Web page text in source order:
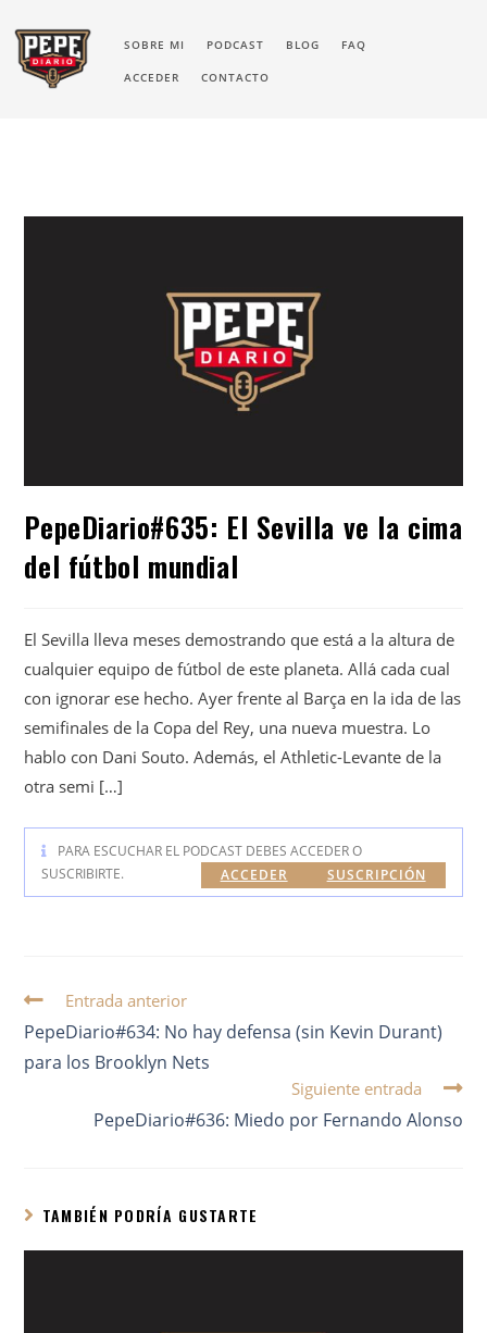
SOBRE MI PODCAST BLOG FAQ
ACCEDER CONTACTO
PepeDiario#635: El Sevilla ve la cima
del fútbol mundial
El Sevilla lleva meses demostrando que está a la altura de
cualquier equipo de fútbol de este planeta. Allá cada cual
con ignorar ese hecho. Ayer frente al Barça en la ida de las
semifinales de la Copa del Rey, una nueva muestra. Lo
hablo con Dani Souto. Además, el Athletic-Levante de la
otra semi […]
PARA ESCUCHAR EL PODCAST DEBES ACCEDER O
SUSCRIBIRTE.
SUSCRIPCIÓN
ACCEDER
Entrada anterior
PepeDiario#634: No hay defensa (sin Kevin Durant)
para los Brooklyn Nets
Siguiente entrada
PepeDiario#636: Miedo por Fernando Alonso
TAMBIÉN PODRÍA GUSTARTE